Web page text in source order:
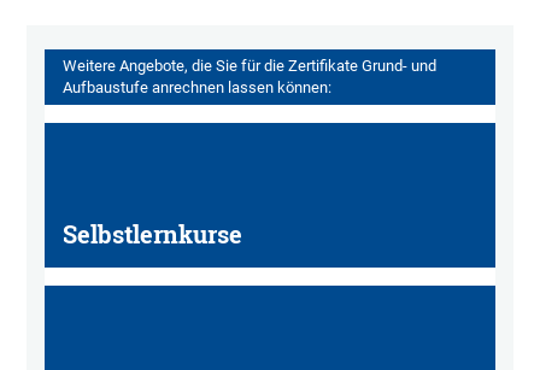
Weitere Angebote, die Sie für die Zertifikate Grund- und
Aufbaustufe anrechnen lassen können:
Selbstlernkurse